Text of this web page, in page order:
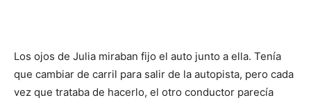
Los ojos de Julia miraban fijo el auto junto a ella. Tenía
que cambiar de carril para salir de la autopista, pero cada
vez que trataba de hacerlo, el otro conductor parecía